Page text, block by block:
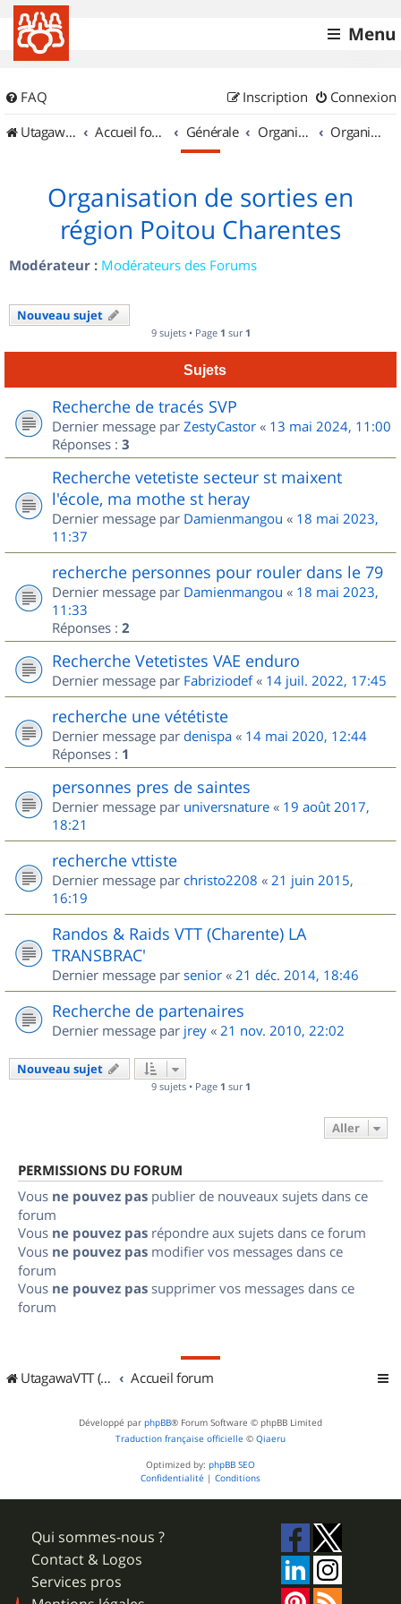
Menu
FAQ Connexion
Inscription
UtagawaVTT (Randos VTT et VTTAE avec traces GPS)
Accueil forum Générale Organisation de sorties & Recherche de partenaires Organisation de sorties en région Poitou Charentes
Organisation de sorties en
région Poitou Charentes
Modérateur : Modérateurs des Forums
Nouveau sujet
9 sujets • Page 1 sur 1
Sujets
Recherche de tracés SVP
Dernier message par ZestyCastor « 13 mai 2024, 11:00
Réponses : 3
Recherche vetetiste secteur st maixent
l'école, ma mothe st heray
Dernier message par Damienmangou « 18 mai 2023,
11:37
recherche personnes pour rouler dans le 79
Dernier message par Damienmangou « 18 mai 2023,
11:33
Réponses : 2
Recherche Vetetistes VAE enduro
Dernier message par Fabriziodef« 14 juil. 2022, 17:45
recherche une vététiste
Dernier message par denispa « 14 mai 2020, 12:44
Réponses : 1
personnes pres de saintes
Dernier message par universnature « 19 août 2017,
18:21
recherche vttiste
Dernier message par christo2208 « 21 juin 2015,
16:19
Randos & Raids VTT (Charente) LA
TRANSBRAC'
Dernier message par senior « 21 déc. 2014, 18:46
Recherche de partenaires
Dernier message par jrey « 21 nov. 2010, 22:02
Nouveau sujet
9 sujets • Page 1 sur 1
Aller
PERMISSIONS DU FORUM
Vous ne pouvez pas publier de nouveaux sujets dans ce
forum
Vous ne pouvez pas répondre aux sujets dans ce forum
Vous ne pouvez pas modifier vos messages dans ce
forum
Vous ne pouvez pas supprimer vos messages dans ce
forum
UtagawaVTT (Randos VTT et VTTAE avec traces GPS) Accueil forum
Développé par phpBB® Forum Software © phpBB Limited
Traduction française officielle © Qiaeru
Optimized by: phpBB SEO
Confidentialité | Conditions
Qui sommes-nous ?
Contact & Logos
Services pros